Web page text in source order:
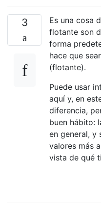
3
Es una cosa
flotante son
forma
hace que
(flotante).
Puede usar
aquí y, en
diferencia,
buen hábito:
en general, y
valores más
vista de qué